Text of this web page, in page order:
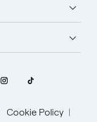
Cookie Policy